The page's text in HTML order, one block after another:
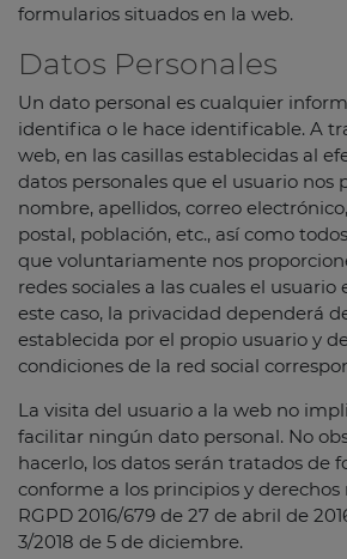
formularios situados en la web.
Datos Personales
Un dato personal es cualquier
identifica o le hace identificable. A
web, en las casillas establecidas al
datos personales que el usuario nos
nombre, apellidos, correo
postal, población, etc., así como
que voluntariamente nos
redes sociales a las cuales el usuario
este caso, la privacidad dependerá
establecida por el propio usuario y
condiciones de la red social
La visita del usuario a la web no
facilitar ningún dato personal. No
hacerlo, los datos serán tratados de
conforme a los principios y derechos
RGPD 2016/679 de 27 de abril de
3/2018 de 5 de diciembre.